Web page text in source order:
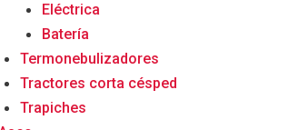
Eléctrica
Batería
Termonebulizadores
Tractores corta césped
Trapiches